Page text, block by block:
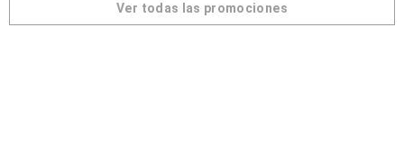
Ver todas las promociones